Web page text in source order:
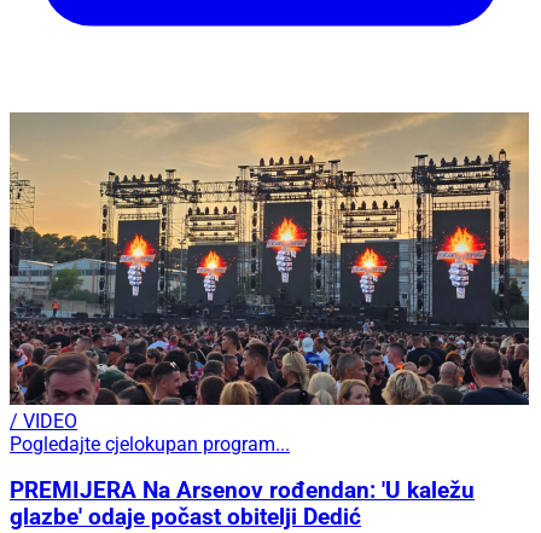
/ VIDEO
Pogledajte cjelokupan program...
PREMIJERA Na Arsenov rođendan: 'U kaležu
glazbe' odaje počast obitelji Dedić